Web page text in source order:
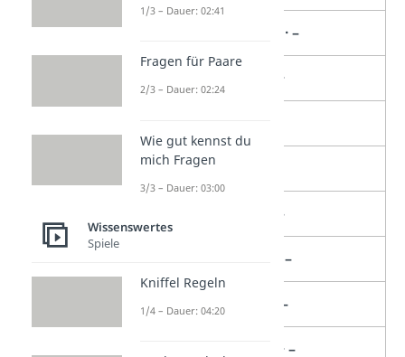
– – · –
· – ·
T
· · –
· · · –
W · – –
– · · –
1/3 – Dauer: 02:41
Fragen für Paare
2/3 – Dauer: 02:24
Wie gut kennst du
mich Fragen
3/3 – Dauer: 03:00
Wissenswertes
Spiele
Kniffel Regeln
1/4 – Dauer: 04:20